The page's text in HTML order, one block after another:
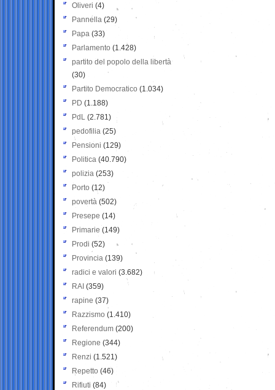
Oliveri (4)
Pannella (29)
Papa (33)
Parlamento (1.428)
partito del popolo della libertà
(30)
Partito Democratico (1.034)
PD (1.188)
PdL (2.781)
pedofilia (25)
Pensioni (129)
Politica (40.790)
polizia (253)
Porto (12)
povertà (502)
Presepe (14)
Primarie (149)
Prodi (52)
Provincia (139)
radici e valori (3.682)
RAI (359)
rapine (37)
Razzismo (1.410)
Referendum (200)
Regione (344)
Renzi (1.521)
Repetto (46)
Rifiuti (84)